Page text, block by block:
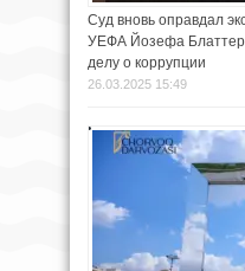
Суд вновь оправдал
УЕФА Йозефа
делу о коррупции
26.03.2025 15:49